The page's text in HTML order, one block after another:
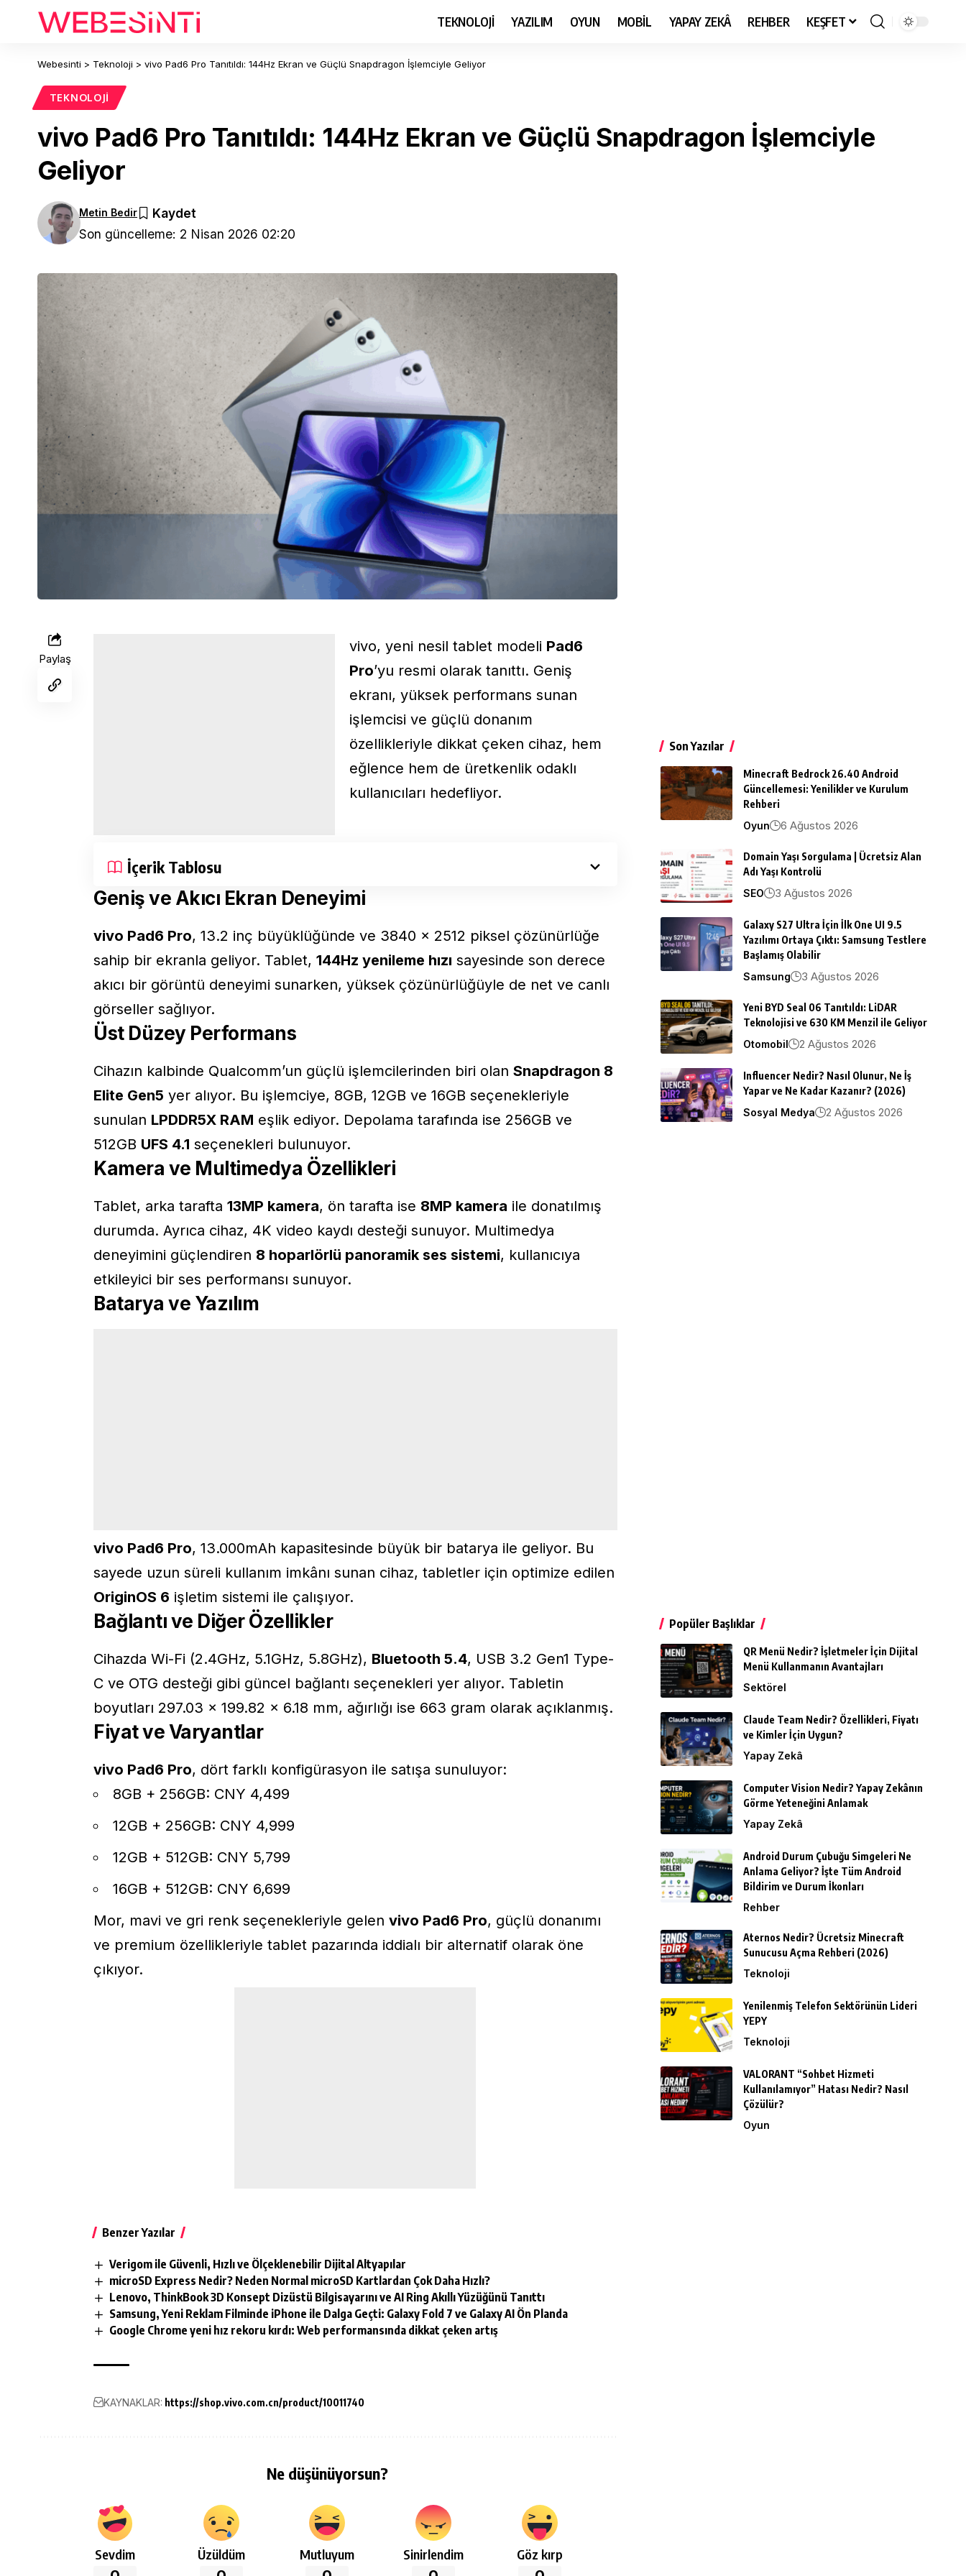
TEKNOLOJİ YAZILIM OYUN MOBİL YAPAY ZEKÂ REHBER KEŞFET
Webesinti > Teknoloji > vivo Pad6 Pro Tanıtıldı: 144Hz Ekran ve Güçlü Snapdragon İşlemciyle Geliyor
TEKNOLOJI
vivo Pad6 Pro Tanıtıldı: 144Hz Ekran ve Güçlü Snapdragon İşlemciyle
Geliyor
Son güncelleme: 2 Nisan 2026 02:20
Metin Bedir
Paylaş
vivo, yeni nesil tablet modeli Pad6
Pro’yu resmi olarak tanıttı. Geniş
ekranı, yüksek performans sunan
işlemcisi ve güçlü donanım
özellikleriyle dikkat çeken cihaz, hem
eğlence hem de üretkenlik odaklı
kullanıcıları hedefliyor.
İçerik Tablosu
Geniş ve Akıcı Ekran Deneyimi
vivo Pad6 Pro, 13.2 inç büyüklüğünde ve 3840 × 2512 piksel çözünürlüğe
sahip bir ekranla geliyor. Tablet, 144Hz yenileme hızı sayesinde son derece
akıcı bir görüntü deneyimi sunarken, yüksek çözünürlüğüyle de net ve canlı
görseller sağlıyor.
Üst Düzey Performans
Cihazın kalbinde Qualcomm’un güçlü işlemcilerinden biri olan Snapdragon 8
Elite Gen5 yer alıyor. Bu işlemciye, 8GB, 12GB ve 16GB seçenekleriyle
sunulan LPDDR5X RAM eşlik ediyor. Depolama tarafında ise 256GB ve
512GB UFS 4.1 seçenekleri bulunuyor.
Kamera ve Multimedya Özellikleri
Tablet, arka tarafta 13MP kamera, ön tarafta ise 8MP kamera ile donatılmış
durumda. Ayrıca cihaz, 4K video kaydı desteği sunuyor. Multimedya
deneyimini güçlendiren 8 hoparlörlü panoramik ses sistemi, kullanıcıya
etkileyici bir ses performansı sunuyor.
Batarya ve Yazılım
vivo Pad6 Pro, 13.000mAh kapasitesinde büyük bir batarya ile geliyor. Bu
sayede uzun süreli kullanım imkânı sunan cihaz, tabletler için optimize edilen
OriginOS 6 işletim sistemi ile çalışıyor.
Bağlantı ve Diğer Özellikler
Cihazda Wi-Fi (2.4GHz, 5.1GHz, 5.8GHz), Bluetooth 5.4, USB 3.2 Gen1 Type-
C ve OTG desteği gibi güncel bağlantı seçenekleri yer alıyor. Tabletin
boyutları 297.03 × 199.82 × 6.18 mm, ağırlığı ise 663 gram olarak açıklanmış.
Fiyat ve Varyantlar
vivo Pad6 Pro, dört farklı konfigürasyon ile satışa sunuluyor:
8GB + 256GB: CNY 4,499
12GB + 256GB: CNY 4,999
12GB + 512GB: CNY 5,799
16GB + 512GB: CNY 6,699
Mor, mavi ve gri renk seçenekleriyle gelen vivo Pad6 Pro, güçlü donanımı
ve premium özellikleriyle tablet pazarında iddialı bir alternatif olarak öne
çıkıyor.
Benzer Yazılar
Verigom ile Güvenli, Hızlı ve Ölçeklenebilir Dijital Altyapılar
microSD Express Nedir? Neden Normal microSD Kartlardan Çok Daha Hızlı?
Lenovo, ThinkBook 3D Konsept Dizüstü Bilgisayarını ve AI Ring Akıllı Yüzüğünü Tanıttı
Samsung, Yeni Reklam Filminde iPhone ile Dalga Geçti: Galaxy Fold 7 ve Galaxy AI Ön Planda
Google Chrome yeni hız rekoru kırdı: Web performansında dikkat çeken artış
KAYNAKLAR: https://shop.vivo.com.cn/product/10011740
Ne düşünüyorsun?
Sevdim Üzüldüm Mutluyum Sinirlendim Göz kırp
Son Yazılar
Minecraft Bedrock 26.40 Android
Güncellemesi: Yenilikler ve Kurulum
Rehberi
Oyun
6 Ağustos 2026
Domain Yaşı Sorgulama | Ücretsiz Alan
Adı Yaşı Kontrolü
SEO
3 Ağustos 2026
Galaxy S27 Ultra İçin İlk One UI 9.5
Yazılımı Ortaya Çıktı: Samsung Testlere
Başlamış Olabilir
Samsung
3 Ağustos 2026
Yeni BYD Seal 06 Tanıtıldı: LiDAR
Teknolojisi ve 630 KM Menzil ile Geliyor
Otomobil
2 Ağustos 2026
Influencer Nedir? Nasıl Olunur, Ne İş
Yapar ve Ne Kadar Kazanır? (2026)
Sosyal Medya
2 Ağustos 2026
Popüler Başlıklar
QR Menü Nedir? İşletmeler İçin Dijital
Menü Kullanmanın Avantajları
Sektörel
Claude Team Nedir? Özellikleri, Fiyatı
ve Kimler İçin Uygun?
Yapay Zekâ
Computer Vision Nedir? Yapay Zekânın
Görme Yeteneğini Anlamak
Yapay Zekâ
Android Durum Çubuğu Simgeleri Ne
Anlama Geliyor? İşte Tüm Android
Bildirim ve Durum İkonları
Rehber
Aternos Nedir? Ücretsiz Minecraft
Sunucusu Açma Rehberi (2026)
Teknoloji
Yenilenmiş Telefon Sektörünün Lideri
YEPY
Teknoloji
VALORANT “Sohbet Hizmeti
Kullanılamıyor” Hatası Nedir? Nasıl
Çözülür?
Oyun